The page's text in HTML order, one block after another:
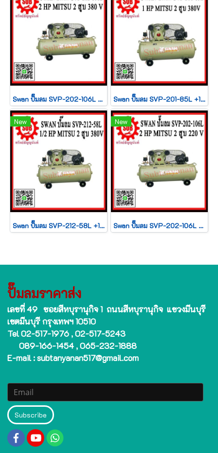
Swan ปั๊มลม SVP-202-106L +2 HP Mitsu 2สูบ 380V Swan ปั๊มลม SVP-201-85L +1HP Mitsu 2สูบ 380V
New
Swan ปั๊มลม SVP-212-58L +1/2 HP Mitsu 2สูบ 380V ประกัน1ปี
New
Swan ปั๊มลม SVP-202-106L +2 HP Mitsu 2สูบ 220V
ปั๊มลมราคาส่ง
เลขที่ 49 ซอยสีหบุรานุกิจ 1 ถนนสีหบุรานุกิจ แขวงมีนบุรี
เขตมีนบุรี กรุงเทพฯ 10510
Tel 02-517-1976 , 02-517-5243
089-166-1454 , 065-232-1888
E-mail : subtanyanan517@gmail.com
Subscribe